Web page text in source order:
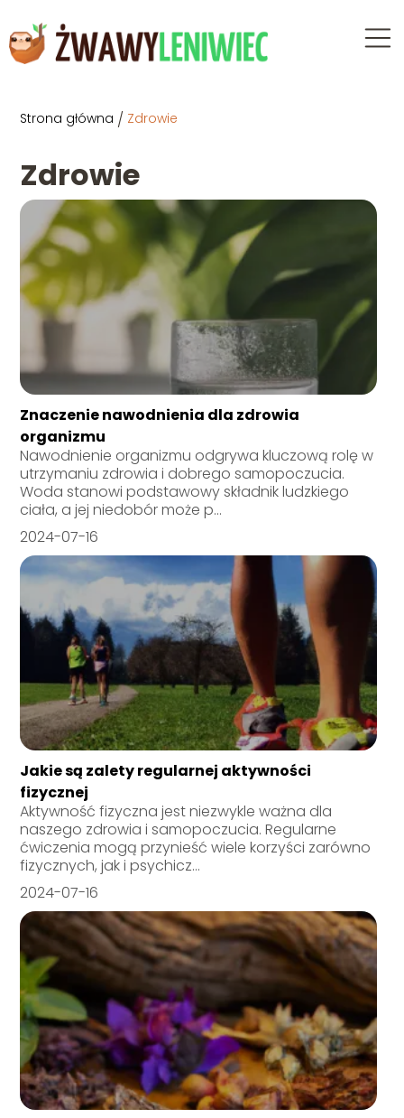
Strona główna / Zdrowie
Zdrowie
Znaczenie nawodnienia dla zdrowia
organizmu
Nawodnienie organizmu odgrywa kluczową rolę w
utrzymaniu zdrowia i dobrego samopoczucia.
Woda stanowi podstawowy składnik ludzkiego
ciała, a jej niedobór może p...
2024-07-16
Jakie są zalety regularnej aktywności
fizycznej
Aktywność fizyczna jest niezwykle ważna dla
naszego zdrowia i samopoczucia. Regularne
ćwiczenia mogą przynieść wiele korzyści zarówno
fizycznych, jak i psychicz...
2024-07-16